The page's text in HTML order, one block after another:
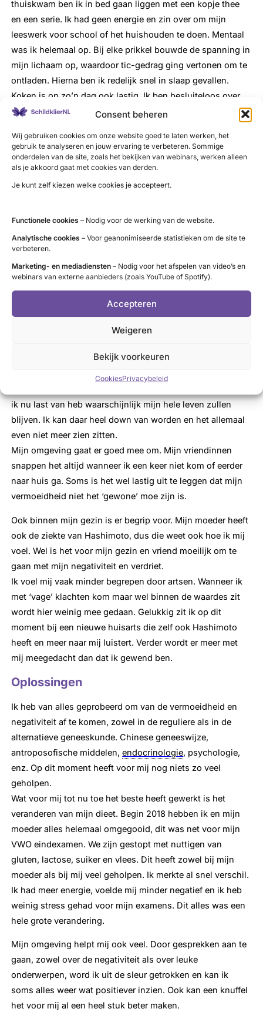
Consent beheren
Wij gebruiken cookies om onze website goed te laten werken, het
gebruik te analyseren en jouw ervaring te verbeteren. Sommige
onderdelen van de site, zoals het bekijken van webinars, werken alleen
als je akkoord gaat met cookies van derden.
Je kunt zelf kiezen welke cookies je accepteert.
Functionele cookies – Nodig voor de werking van de website.
Analytische cookies – Voor geanonimiseerde statistieken om de site te
verbeteren.
Marketing- en mediadiensten – Nodig voor het afspelen van video’s en
webinars van externe aanbieders (zoals YouTube of Spotify).
Accepteren
Weigeren
Bekijk voorkeuren
CookiesPrivacybeleid
thuiskwam ben ik in bed gaan liggen met een kopje thee
en een serie. Ik had geen energie en zin over om mijn
leeswerk voor school of het huishouden te doen. Mentaal
was ik helemaal op. Bij elke prikkel bouwde de spanning in
mijn lichaam op, waardoor tic-gedrag ging vertonen om te
ontladen. Hierna ben ik redelijk snel in slaap gevallen.
Koken is op zo’n dag ook lastig. Ik ben besluiteloos over
wat ik moet maken en hoe ik het aan ga pakken, het is
doe fout gaat; de ui valt op de grond, ik brand mijn vingers
of ik laat iets vallen. Hier raak ik dan ook gefrustreerd van.
Voor mijn gezin is het op deze dagen ook niet makkelijk. Ik
zit veel in mijn hoofd en reageer geïrriteerder. Ook ben ik
dingen te denken. Hier word ik verdrietig van en heb ik last
van huilbuien.
Vaak loop ik vooral tegen mezelf aan. Ik wil te veel van
veel energie heb als anderen. Soms word ik er verdrietig en
gefrustreerd van dat het niet altijd lukt om te sporten, of
vakantie ben met vriendinnen. Ik vind het lastig dingen te
ik nu last van heb waarschijnlijk mijn hele leven zullen
blijven. Ik kan daar heel down van worden en het allemaal
even niet meer zien zitten.
Mijn omgeving gaat er goed mee om. Mijn vriendinnen
snappen het altijd wanneer ik een keer niet kom of eerder
naar huis ga. Soms is het wel lastig uit te leggen dat mijn
vermoeidheid niet het ‘gewone’ moe zijn is.
Ook binnen mijn gezin is er begrip voor. Mijn moeder heeft
ook de ziekte van Hashimoto, dus die weet ook hoe ik mij
voel. Wel is het voor mijn gezin en vriend moeilijk om te
gaan met mijn negativiteit en verdriet.
Ik voel mij vaak minder begrepen door artsen. Wanneer ik
met ‘vage’ klachten kom maar wel binnen de waardes zit
wordt hier weinig mee gedaan. Gelukkig zit ik op dit
moment bij een nieuwe huisarts die zelf ook Hashimoto
heeft en meer naar mij luistert. Verder wordt er meer met
mij meegedacht dan dat ik gewend ben.
Oplossingen
Ik heb van alles geprobeerd om van de vermoeidheid en
negativiteit af te komen, zowel in de reguliere als in de
alternatieve geneeskunde. Chinese geneeswijze,
antroposofische middelen,endocrinologie, psychologie,
enz. Op dit moment heeft voor mij nog niets zo veel
geholpen.
Wat voor mij tot nu toe het beste heeft gewerkt is het
veranderen van mijn dieet. Begin 2018 hebben ik en mijn
moeder alles helemaal omgegooid, dit was net voor mijn
VWO eindexamen. We zijn gestopt met nuttigen van
gluten, lactose, suiker en vlees. Dit heeft zowel bij mijn
moeder als bij mij veel geholpen. Ik merkte al snel verschil.
Ik had meer energie, voelde mij minder negatief en ik heb
weinig stress gehad voor mijn examens. Dit alles was een
hele grote verandering.
Mijn omgeving helpt mij ook veel. Door gesprekken aan te
gaan, zowel over de negativiteit als over leuke
onderwerpen, word ik uit de sleur getrokken en kan ik
soms alles weer wat positiever inzien. Ook kan een knuffel
het voor mij al een heel stuk beter maken.